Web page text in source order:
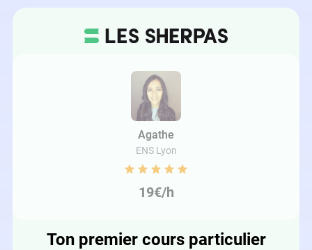
Agathe
ENS Lyon
19€/h
Ton premier cours particulier